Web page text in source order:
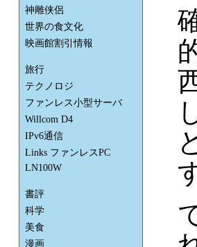
神雕侠侶
世界の食文化
映画館割引情報
旅行
テクノロジ
ファンレス小型サーバ
Willcom D4
IPv6通信
Links ファンレスPC
LN100W
書評
科学
美食
漫画